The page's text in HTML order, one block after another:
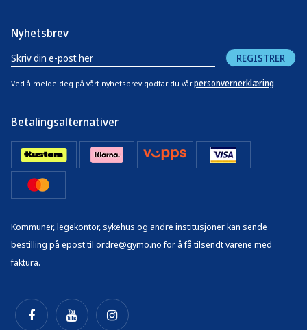
Nyhetsbrev
REGISTRER
Ved å melde deg på vårt nyhetsbrev godtar du vår personvernerklæring
Betalingsalternativer
Kommuner, legekontor, sykehus og andre institusjoner kan sende
bestilling på epost til ordre@gymo.no for å få tilsendt varene med
faktura.